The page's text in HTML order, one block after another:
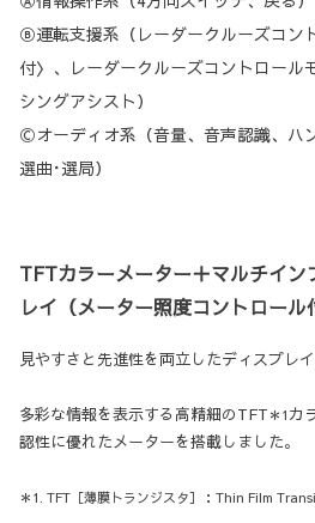
Ⓑ運転支援系（レーダークルーズコン
付〉、レーダークルーズコントロール
シングアシスト）
Ⓒオーディオ系（音量、音声認識、ハ
選曲･選局）
TFTカラーメーター＋マルチイ
レイ（メーター照度コントロール
見やすさと先進性を両立したディスプレイ
多彩な情報を表示する高精細のTFT ＊1 カ
認性に優れたメーターを搭載しました。
＊1. TFT［薄膜トランジスタ］：Thin Film